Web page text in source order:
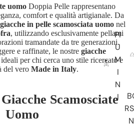
PI
U
M
I
N
I
uomo Doppia Pelle rappresentano
comfort e qualità artigianale. Da
giacche in pelle scamosciata uomonel
, utilizzando esclusivamente pellami
tramandate da tre generazioni.
e raffinate, le nostre giacche
per chi cerca uno stile ricercato e
del vero Made in Italy.
Scamosciate
Uomo